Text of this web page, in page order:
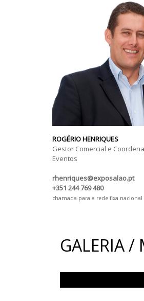
ROGÉRIO HENRIQUES
Gestor Comercial e
Eventos
rhenriques@exposalao.pt
+351 244 769 480
chamada para a rede fixa nacional
GALERIA /